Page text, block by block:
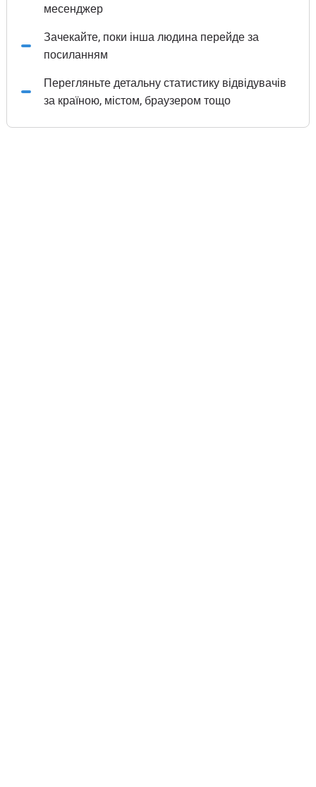
месенджер
Зачекайте, поки інша людина перейде за
посиланням
Перегляньте детальну статистику відвідувачів
за країною, містом, браузером тощо